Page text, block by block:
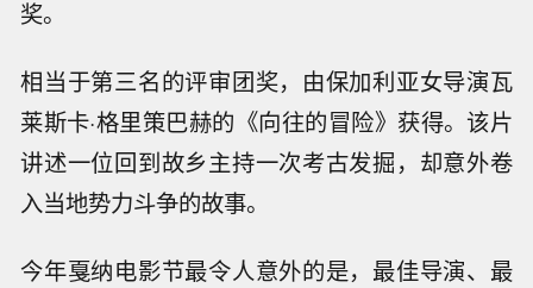
奖。
相当于第三名的评审团奖，由保加利亚女导演瓦
莱斯卡·格里策巴赫的《向往的冒险》获得。该片
讲述一位回到故乡主持一次考古发掘，却意外卷
入当地势力斗争的故事。
今年戛纳电影节最令人意外的是，最佳导演、最